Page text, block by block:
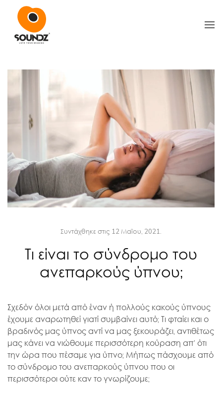
Skip to main content
Συντάχθηκε στις 12 Μαΐου, 2021.
Τι είναι το σύνδρομο του
ανεπαρκούς ύπνου;
Σχεδόν όλοι μετά από έναν ή πολλούς κακούς ύπνους
έχουμε αναρωτηθεί γιατί συμβαίνει αυτό; Τι φταίει και ο
βραδινός μας ύπνος αντί να μας ξεκουράζει, αντιθέτως
μας κάνει να νιώθουμε περισσότερη κούραση απ’ ότι
την ώρα που πέσαμε για ύπνο; Μήπως πάσχουμε από
το σύνδρομο του ανεπαρκούς ύπνου που οι
περισσότεροι ούτε καν το γνωρίζουμε;